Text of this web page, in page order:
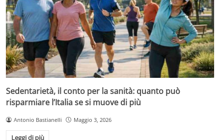
Sedentarietà, il conto per la sanità: quanto può
risparmiare l’Italia se si muove di più
Antonio Bastianelli Maggio 3, 2026
Leggi di più